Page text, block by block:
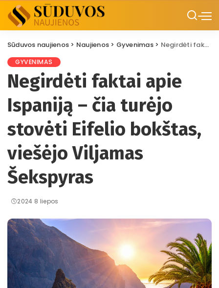
Sūduvos naujienos > Naujienos > Gyvenimas> Negirdėti faktai apie Ispaniją – čia turėjo stovėti Eifelio bokštas, viešėjo Viljamas Šekspyras
GYVENIMAS
Negirdėti faktai apie
Ispaniją – čia turėjo
stovėti Eifelio bokštas,
viešėjo Viljamas
Šekspyras
2024 8 liepos